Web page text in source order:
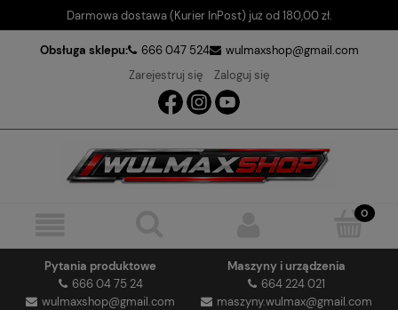
Darmowa dostawa (Kurier InPost) już od 180,00 zł.
Obsługa sklepu: 666 047 524
wulmaxshop@gmail.com
Zarejestruj się
Zaloguj się
Pytania produktowe
666 04 75 24
wulmaxshop@gmail.com
Maszyny i urządzenia
664 224 021
maszyny.wulmax@gmail.com